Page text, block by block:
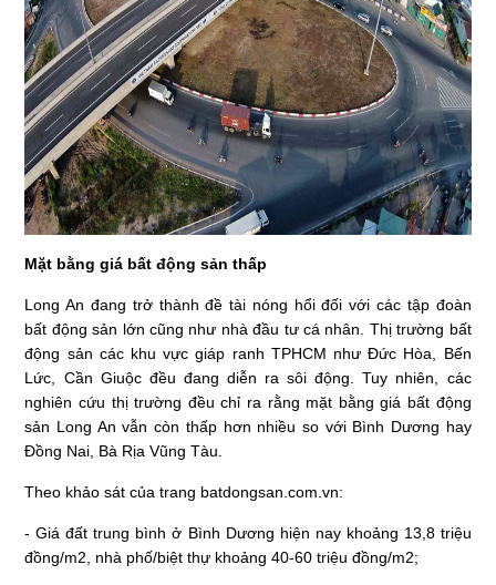
Mặt bằng giá bất động sản thấp
Long An đang trở thành đề tài nóng hổi đối với các tập đoàn
bất động sản lớn cũng như nhà đầu tư cá nhân. Thị trường bất
động sản các khu vực giáp ranh TPHCM như Đức Hòa, Bến
Lức, Cần Giuộc đều đang diễn ra sôi động. Tuy nhiên, các
nghiên cứu thị trường đều chỉ ra rằng mặt bằng giá bất động
sản Long An vẫn còn thấp hơn nhiều so với Bình Dương hay
Đồng Nai, Bà Rịa Vũng Tàu.
Theo khảo sát của trang batdongsan.com.vn:
- Giá đất trung bình ở Bình Dương hiện nay khoảng 13,8 triệu
đồng/m2, nhà phố/biệt thự khoảng 40-60 triệu đồng/m2;